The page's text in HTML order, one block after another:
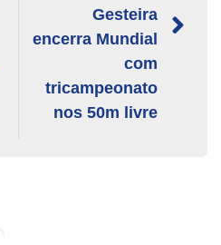
Gesteira
encerra Mundial
com
tricampeonato
nos 50m livre